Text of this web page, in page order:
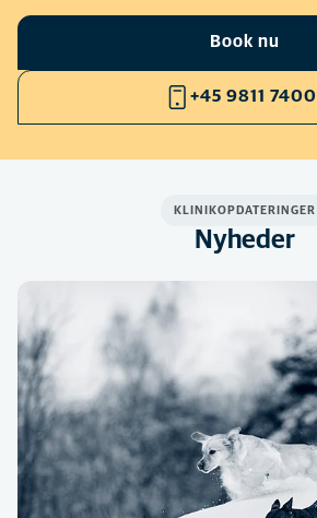
Book nu
+45 9811 7400
KLINIKOPDATERINGER
Nyheder